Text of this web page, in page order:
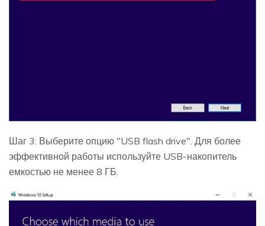
Шаг 3: Выберите опцию "USB flash drive". Для более
эффективной работы используйте USB-накопитель
емкостью не менее 8 ГБ.